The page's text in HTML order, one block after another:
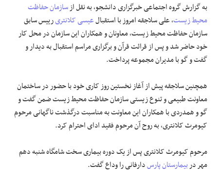
مقالات
به گزارش گروه اجتماعی خبرگزاری دانشجو، به نقل ازسازمان حفاظت
محیط زیست، علی سلاجقه امروز با استقبالعیسی کلانتریرییس سابق
سازمان حفاظت محیط زیست، معاونان و همکاران این سازمان در محل کار
خود حاضر شد و پس از قرائت قرآن و برگزاری مراسم استقبال به دیدار و
گفت و گو با مدیران مجموعه پرداخت.
همچنین سلاجقه پیش از آغاز نخستین روز کاری خود با حضور در ساختمان
معاونت طبیعی و تنوع زیستی سازمان حفاظت محیط زیست ضمن گفت و
گو و همدردی با همکاران این معاونت به مناسبت درگذشت ناگهانی مرحوم
کیومرث کلانتری، به روح آن مرحوم فقید ادای احترام کرد.
مرحوم کیومرث کلانتری پس از یک دوره بیماری سخت شامگاه شنبه دهم
مهر دربیمارستان پارسدارفانی را وداع گفت.